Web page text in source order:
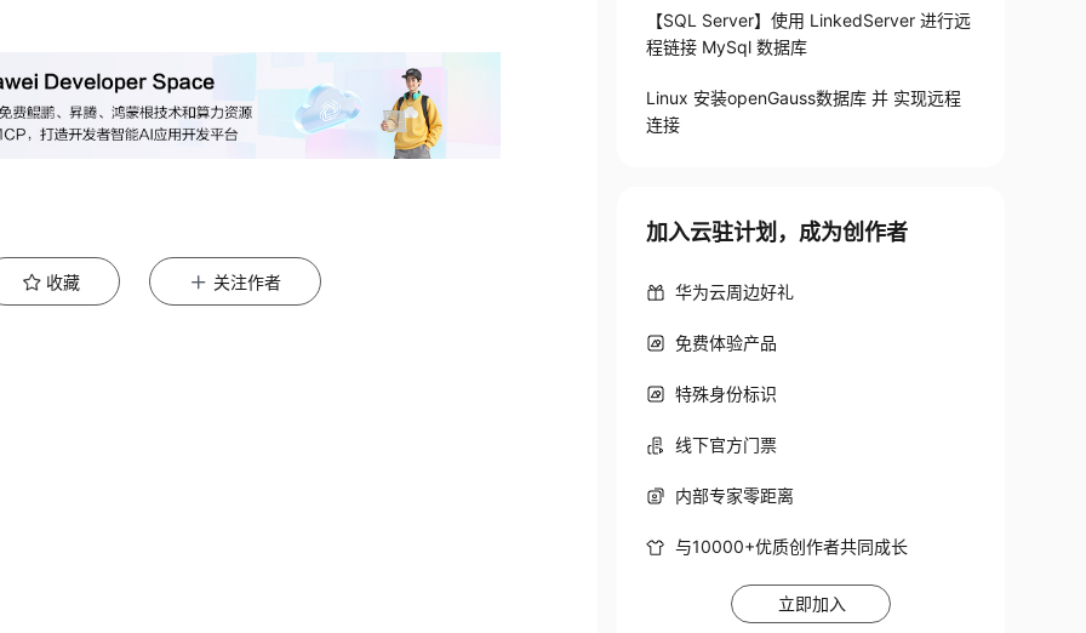
收藏 关注作者
【SQL Server】使用 LinkedServer 进行远
程链接 MySql 数据库
Linux 安装openGauss数据库 并 实现远程
连接
加入云驻计划，成为创作者
华为云周边好礼
免费体验产品
特殊身份标识
线下官方门票
内部专家零距离
与10000+优质创作者共同成长
立即加入